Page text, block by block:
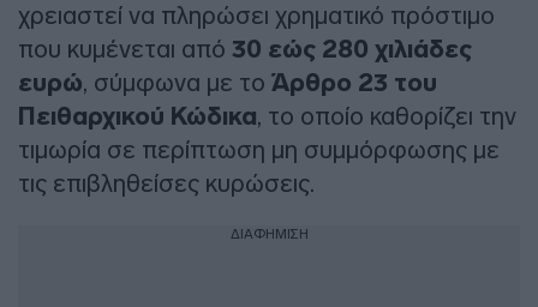
χρειαστεί να πληρώσει χρηματικό πρόστιμο
που κυμένεται από 30 εώς 280 χιλιάδες
ευρώ, σύμφωνα με το Άρθρο 23 του
Πειθαρχικού Κώδικα, το οποίο καθορίζει την
τιμωρία σε περίπτωση μη συμμόρφωσης με
τις επιβληθείσες κυρώσεις.
ΔΙΑΦΗΜΙΣΗ